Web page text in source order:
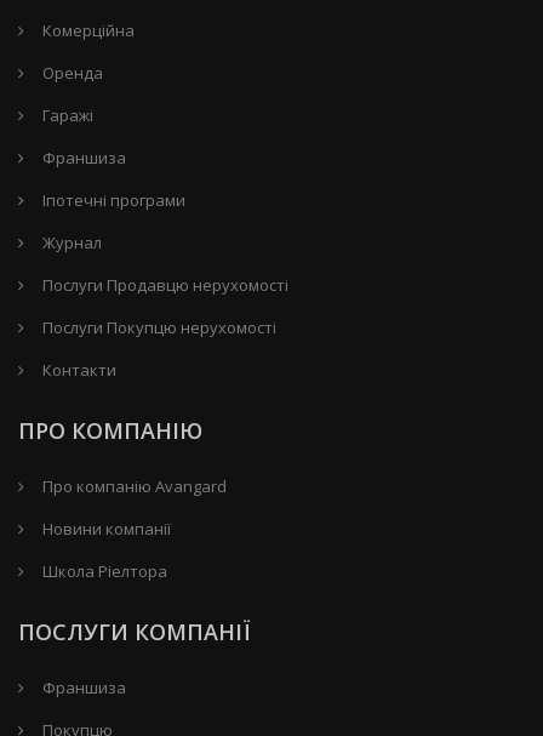
Комерційна
Оренда
Гаражі
Франшиза
Іпотечні програми
Журнал
Послуги Продавцю нерухомості
Послуги Покупцю нерухомості
Контакти
ПРО КОМПАНІЮ
Про компанію Avangard
Новини компанії
Школа Ріелтора
ПОСЛУГИ КОМПАНІЇ
Франшиза
Покупцю